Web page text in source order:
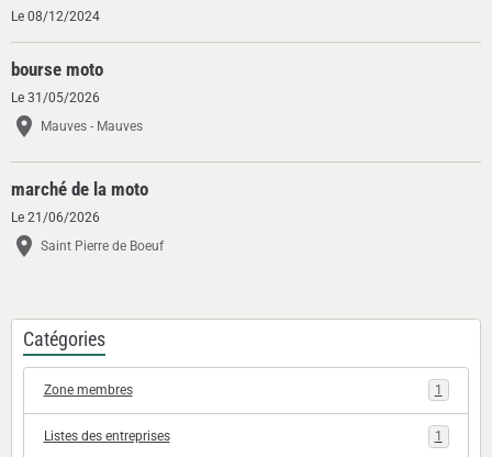
Le 08/12/2024
bourse moto
Le 31/05/2026
Mauves - Mauves
marché de la moto
Le 21/06/2026
Saint Pierre de Boeuf
Catégories
Zone membres 1
Listes des entreprises 1